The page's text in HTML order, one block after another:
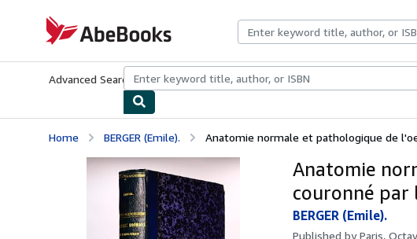
AbeBooks.com
Advanced Search Browse CollectionsRare BooksArt & Collectibles
Home BERGER (Emile). Anatomie normale et pathologique de
Anatomie
couronné par
BERGER (Emile).
Published byParis,